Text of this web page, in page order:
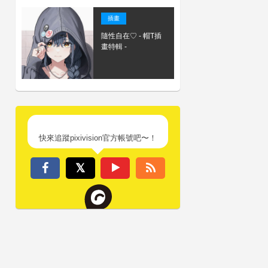
插畫
隨性自在♡ - 帽T插
畫特輯 -
快來追蹤pixivision官方帳號吧〜！